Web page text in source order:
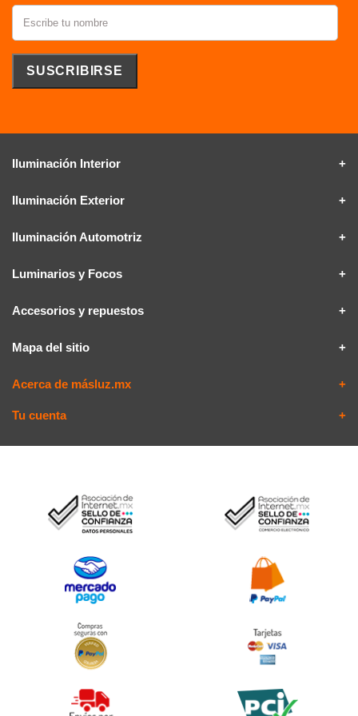
Iluminación Interior
Iluminación Exterior
Iluminación Automotriz
Luminarios y Focos
Accesorios y repuestos
Mapa del sitio
Acerca de másluz.mx
Tu cuenta